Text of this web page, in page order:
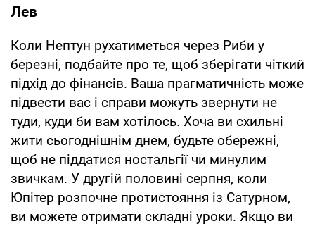
Лев
Коли Нептун рухатиметься через Риби у
березні, подбайте про те, щоб зберігати чіткий
підхід до фінансів. Ваша прагматичність може
підвести вас і справи можуть звернути не
туди, куди би вам хотілось. Хоча ви схильні
жити сьогоднішнім днем, будьте обережні,
щоб не піддатися ностальгії чи минулим
звичкам. У другій половині серпня, коли
Юпітер розпочне протистояння із Сатурном,
ви можете отримати складні уроки. Якщо ви